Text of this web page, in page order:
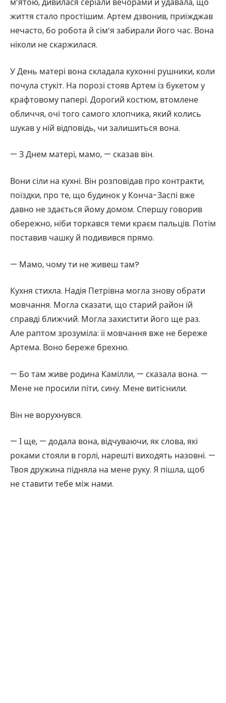
м’ятою, дивилася серіали вечорами й удавала, що
життя стало простішим. Артем дзвонив, приїжджав
нечасто, бо робота й сім’я забирали його час. Вона
ніколи не скаржилася.
У День матері вона складала кухонні рушники, коли
почула стукіт. На порозі стояв Артем із букетом у
крафтовому папері. Дорогий костюм, втомлене
обличчя, очі того самого хлопчика, який колись
шукав у ній відповідь, чи залишиться вона.
— З Днем матері, мамо, — сказав він.
Вони сіли на кухні. Він розповідав про контракти,
поїздки, про те, що будинок у Конча-Заспі вже
давно не здається йому домом. Спершу говорив
обережно, ніби торкався теми краєм пальців. Потім
поставив чашку й подивився прямо.
— Мамо, чому ти не живеш там?
Кухня стихла. Надія Петрівна могла знову обрати
мовчання. Могла сказати, що старий район їй
справді ближчий. Могла захистити його ще раз.
Але раптом зрозуміла: її мовчання вже не береже
Артема. Воно береже брехню.
— Бо там живе родина Камілли, — сказала вона. —
Мене не просили піти, сину. Мене витіснили.
Він не ворухнувся.
— І ще, — додала вона, відчуваючи, як слова, які
роками стояли в горлі, нарешті виходять назовні. —
Твоя дружина підняла на мене руку. Я пішла, щоб
не ставити тебе між нами.